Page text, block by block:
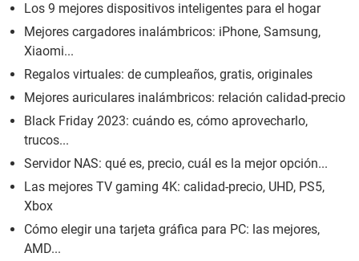
Los 9 mejores dispositivos inteligentes para el hogar
Mejores cargadores inalámbricos: iPhone, Samsung,
Xiaomi...
Regalos virtuales: de cumpleaños, gratis, originales
Mejores auriculares inalámbricos: relación calidad-precio
Black Friday 2023: cuándo es, cómo aprovecharlo,
trucos...
Servidor NAS: qué es, precio, cuál es la mejor opción...
Las mejores TV gaming 4K: calidad-precio, UHD, PS5,
Xbox
Cómo elegir una tarjeta gráfica para PC: las mejores,
AMD...